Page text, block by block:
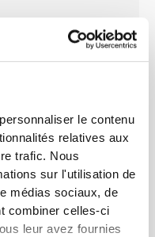
le contenu
relatives aux
trafic. Nous
sur l'utilisation de
médias sociaux, de
combiner celles-ci
leur avez fournies
ÊTRE
les deux sens,
pour s'adapter
aux changements